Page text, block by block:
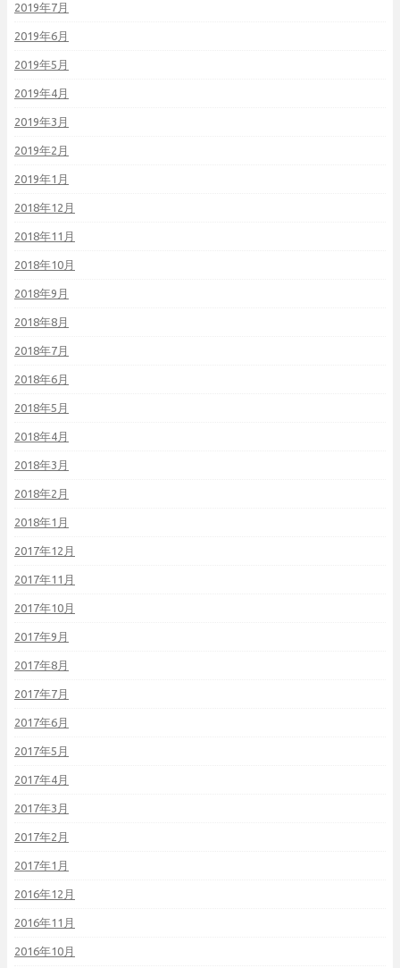
2019年7月
2019年6月
2019年5月
2019年4月
2019年3月
2019年2月
2019年1月
2018年12月
2018年11月
2018年10月
2018年9月
2018年8月
2018年7月
2018年6月
2018年5月
2018年4月
2018年3月
2018年2月
2018年1月
2017年12月
2017年11月
2017年10月
2017年9月
2017年8月
2017年7月
2017年6月
2017年5月
2017年4月
2017年3月
2017年2月
2017年1月
2016年12月
2016年11月
2016年10月